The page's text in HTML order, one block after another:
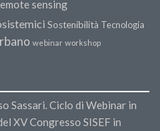
sensing
Sostenibilità Tecnologia
webinar workshop
Sassari. Ciclo di Webinar in
XV Congresso SISEF in